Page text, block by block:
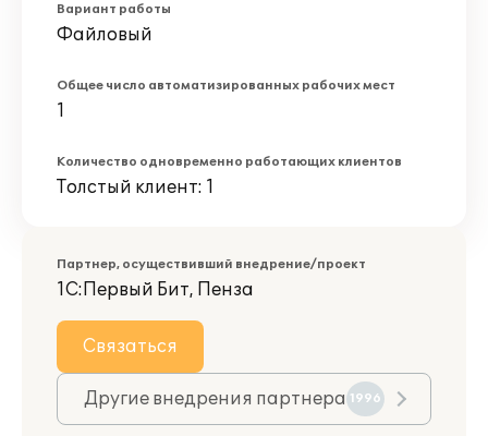
Вариант работы
Файловый
Общее число автоматизированных рабочих мест
1
Количество одновременно работающих клиентов
Толстый клиент: 1
Партнер, осуществивший внедрение/проект
1С:Первый Бит, Пенза
Связаться
Другие внедрения партнера 1996